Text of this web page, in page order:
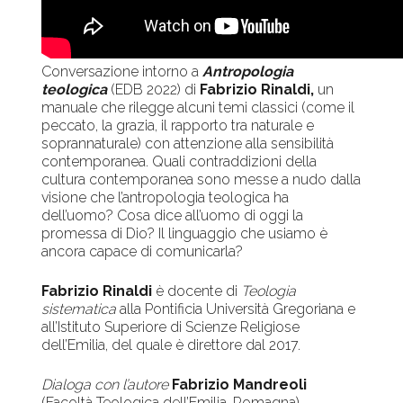
Conversazione intorno aAntropologia
teologica(EDB 2022) di Fabrizio Rinaldi, un
manuale che rilegge alcuni temi classici (come il
peccato, la grazia, il rapporto tra naturale e
soprannaturale) con attenzione alla sensibilità
contemporanea. Quali contraddizioni della
cultura contemporanea sono messe a nudo dalla
visione che l’antropologia teologica ha
dell’uomo? Cosa dice all’uomo di oggi la
promessa di Dio? Il linguaggio che usiamo è
ancora capace di comunicarla?
Fabrizio Rinaldi è docente di Teologia
sistematica alla Pontificia Università Gregoriana e
all’Istituto Superiore di Scienze Religiose
dell’Emilia, del quale è direttore dal 2017.
Dialoga con l’autore Fabrizio Mandreoli